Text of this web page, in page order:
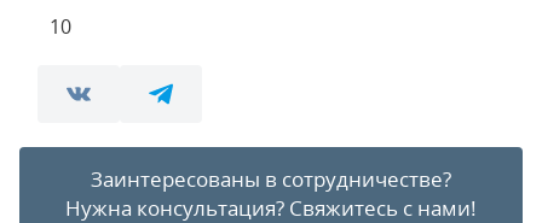
10
Заинтересованы в сотрудничестве?
Нужна консультация? Свяжитесь с нами!